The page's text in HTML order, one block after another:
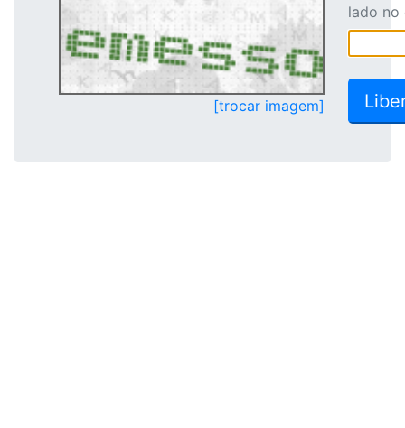
[trocar imagem]
lado no